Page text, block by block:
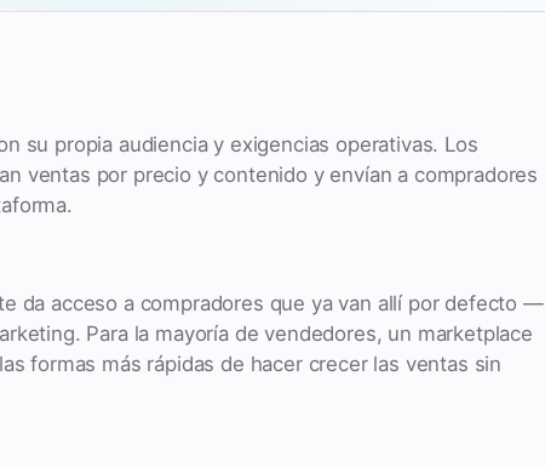
su propia audiencia y exigencias operativas. Los
ventas por precio y contenido y envían a compradores
da acceso a compradores que ya van allí por defecto —
Para la mayoría de vendedores, un marketplace
formas más rápidas de hacer crecer las ventas sin